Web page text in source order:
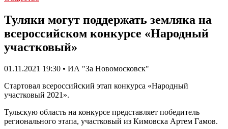
Туляки могут поддержать земляка на
всероссийском конкурсе «Народный
участковый»
01.11.2021 19:30 • ИА "За Новомосковск"
Стартовал всероссийский этап конкурса «Народный
участковый 2021».
Тульскую область на конкурсе представляет победитель
регионального этапа, участковый из Кимовска Артем Гамов.